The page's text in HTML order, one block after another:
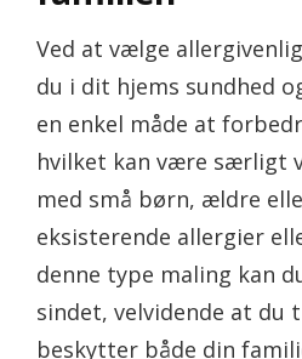
Ved at vælge
du i dit hjems sundhed
en enkel måde at
hvilket kan være særligt
med små børn, ældre
eksisterende allergier
denne type maling kan
sindet, velvidende at du
beskytter både din